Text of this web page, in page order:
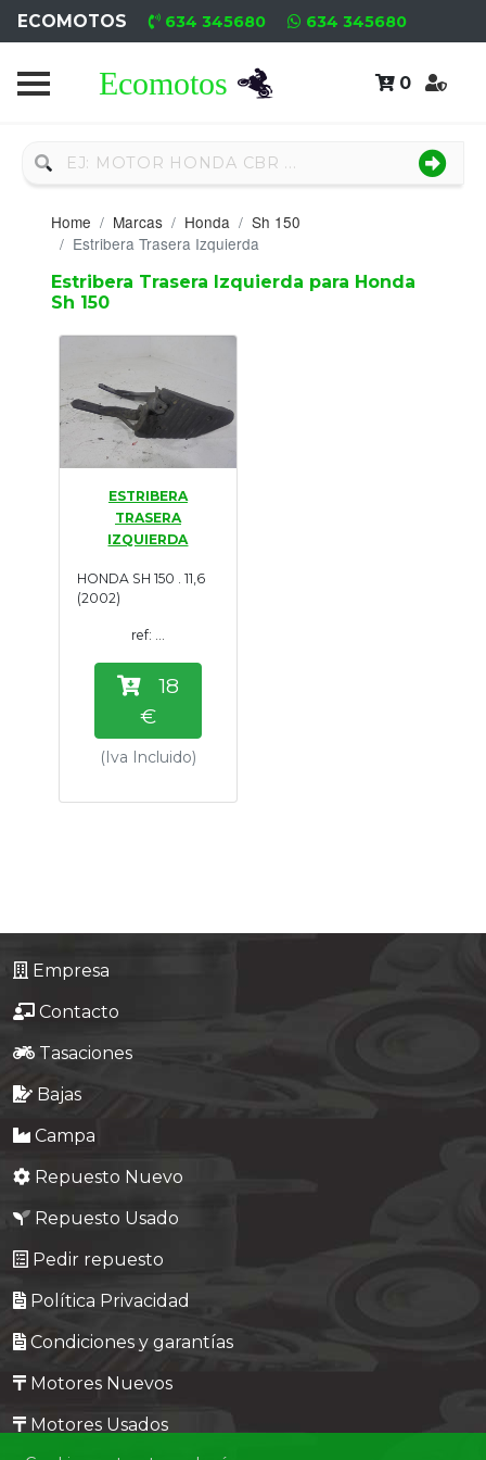
ECOMOTOS 634 345680 634 345680
0
Home
Nuevo
Neumáticos
Campa
Motores
Nuevos
Motores
Usados
Tasaciones
Formulario
Empresa
Contacto
Home Marcas Honda
Sh 150
Estribera Trasera Izquierda
Estribera Trasera Izquierda para Honda
Sh 150
ESTRIBERA
TRASERA
IZQUIERDA
HONDA SH 150 . 11,6
(2002)
ref: ...
18
€
(Iva Incluido)
Empresa
Contacto
Tasaciones
Bajas
Campa
Repuesto Nuevo
Repuesto Usado
Pedir repuesto
Política Privacidad
Condiciones y garantías
Motores Nuevos
Motores Usados